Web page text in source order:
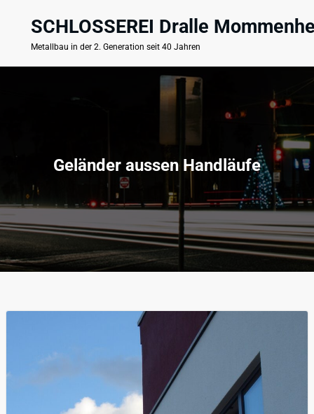
springenSCHLOSSEREI Dralle
Metallbau in der 2. Generation seit 40 Jahren
Geländer aussen Handläufe